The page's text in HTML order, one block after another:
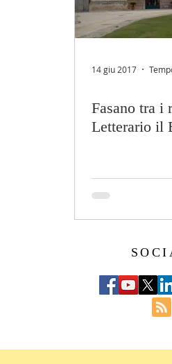
14 giu 2017
Fasano tra i
Letterario il